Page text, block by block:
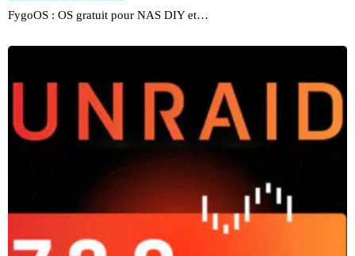
FygoOS : OS gratuit pour NAS DIY et…